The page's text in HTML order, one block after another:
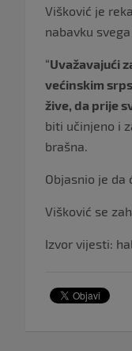
Višković je
nabavku
“Uvažavajući
većinskim
žive, da prije
biti učinjeno i
brašna.
Objasnio je
Višković se
Izvor vijesti: